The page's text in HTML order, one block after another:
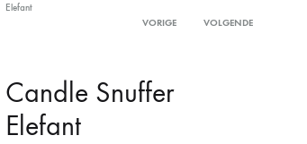
Elefant
navigation
VORIGE VOLGENDE
Candle Snuffer
Elefant